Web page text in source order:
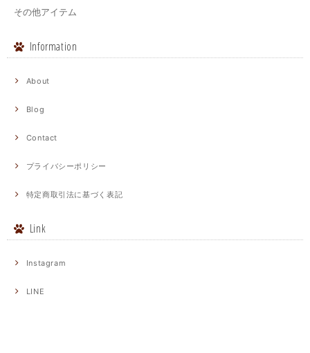
その他アイテム
Information
About
Blog
Contact
プライバシーポリシー
特定商取引法に基づく表記
Link
Instagram
LINE